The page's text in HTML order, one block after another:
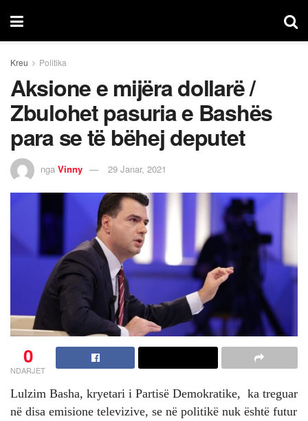
Kreu Politika
Aksione e mijëra dollarë /
Zbulohet pasuria e Bashës
para se të bëhej deputet
nga Vinny 29 Janar, 2021
0
NDARJET
Lulzim Basha, kryetari i Partisë Demokratike, ka treguar
në disa emisione televizive, se në politikë nuk është futur